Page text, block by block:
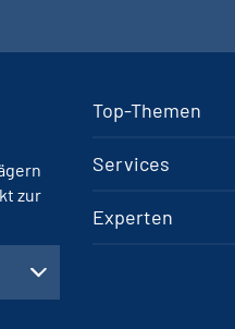
Top-Themen
Services
Experten
zur